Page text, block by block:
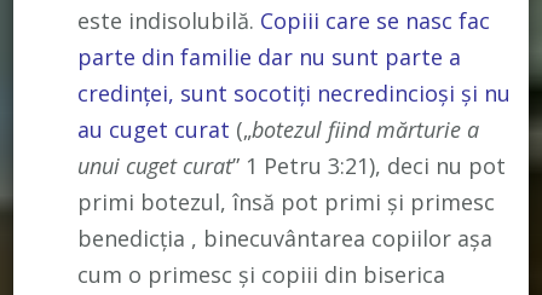
este indisolubilă. Copiii care se nasc fac
parte din familie dar nu sunt parte a
credinței, sunt socotiți necredincioși și nu
au cuget curat („botezul fiind mărturie a
unui cuget curat” 1 Petru 3:21), deci nu pot
primi botezul, însă pot primi și primesc
benedicția , binecuvântarea copiilor așa
cum o primesc și copiii din biserica